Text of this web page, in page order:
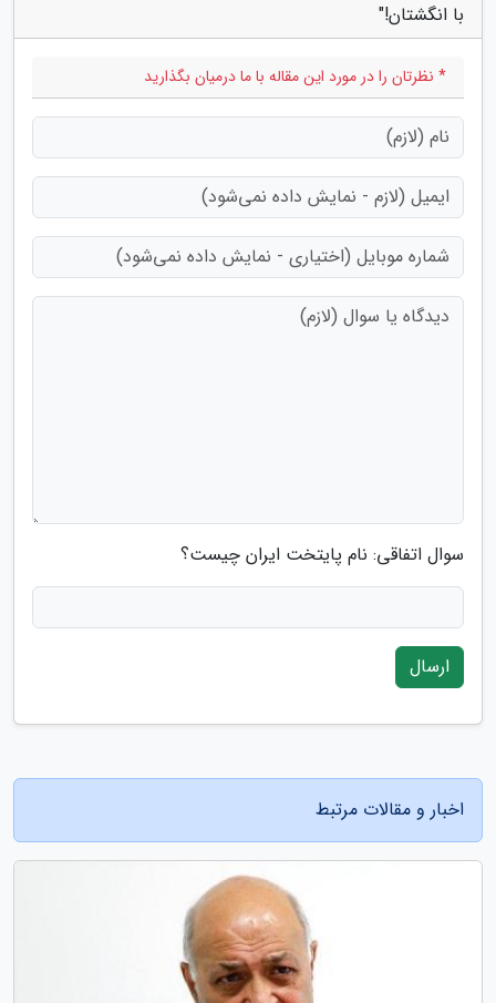
با انگشتان!"
* نظرتان را در مورد این مقاله با ما درمیان بگذارید
سوال اتفاقی: نام پایتخت ایران چیست؟
ارسال
اخبار و مقالات مرتبط